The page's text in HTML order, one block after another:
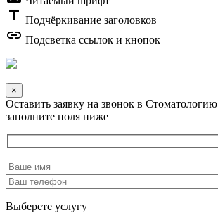
title Подчёркивание заголовков
link Подсветка ссылок и кнопок
×
Оставить заявку на звонок в Стоматологию
заполните поля ниже
Выберете услугу